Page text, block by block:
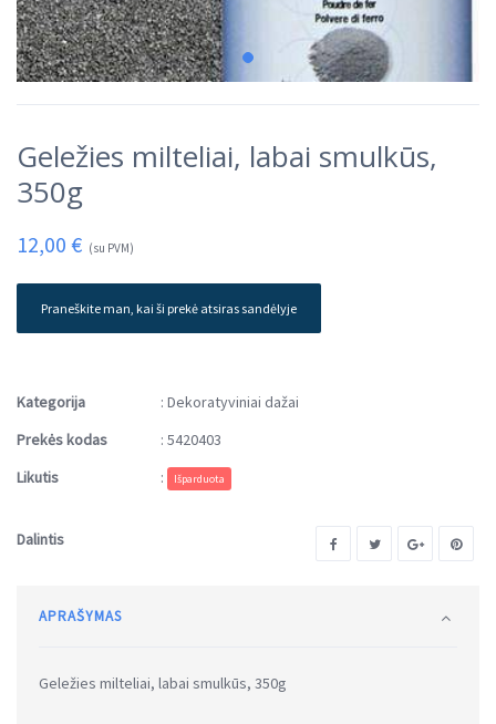
Geležies milteliai, labai smulkūs,
350g
12,00 € (su PVM)
Praneškite man, kai ši prekė atsiras sandėlyje
Kategorija : Dekoratyviniai dažai
Prekės kodas
: 5420403
Likutis
: Išparduota
Dalintis
APRAŠYMAS
Geležies milteliai, labai smulkūs, 350g